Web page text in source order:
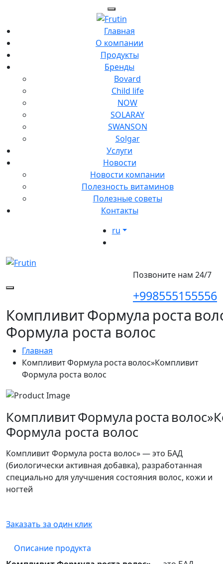
Главная
О компании
Продукты
Бренды
Bovard
Child life
NOW
SOLARAY
SWANSON
Solgar
Услуги
Новости
Новости компании
Полезность витаминов
Полезные советы
Контакты
ru
Позвоните нам 24/7
+998555155556
Компливит Формула роста
Формула роста волос
Главная
Компливит Формула роста волос»Компливит
Формула роста волос
Компливит Формула роста
Формула роста волос
Компливит Формула роста волос» — это БАД
(биологически активная добавка), разработанная
специально для улучшения состояния волос, кожи и
ногтей
Заказать за один клик
Описание продукта